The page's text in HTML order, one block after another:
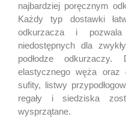
najbardziej poręcznym
Każdy typ dostawki
odkurzacza i
niedostępnych dla
podłodze odkurzaczy.
elastycznego węża oraz
sufity, listwy
regały i siedziska
wysprzątane.